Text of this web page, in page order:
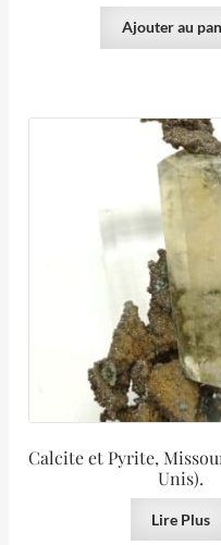
Ajouter au
Calcite et Pyrite,
Unis).
Lire Plus